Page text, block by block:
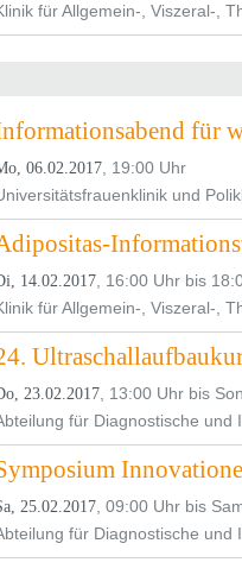
für Allgemein-, Viszeral-,
für
06.02.2017 , 19:00 Uhr
und
14.02.2017 , 16:00 Uhr bis
für Allgemein-, Viszeral-,
23.02.2017 , 13:00 Uhr bis
für Diagnostische und
25.02.2017 , 09:00 Uhr bis
für Diagnostische und